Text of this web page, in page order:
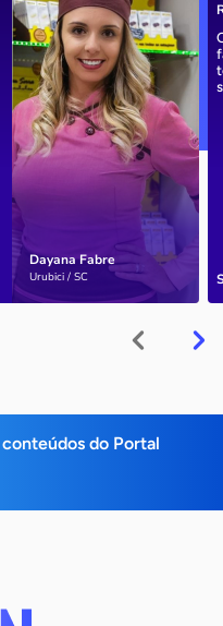
Dayana Fabre
Urubici / SC
do Portal